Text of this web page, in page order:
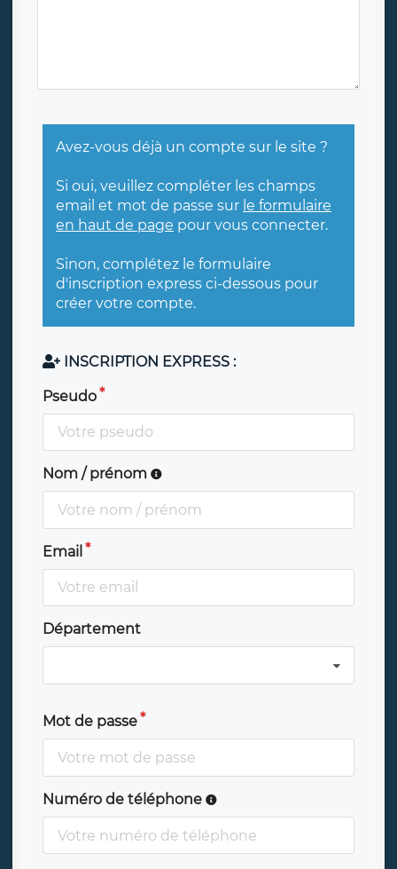
Avez-vous déjà un compte sur le site ?
Si oui, veuillez compléter les champs
email et mot de passe sur le formulaire
en haut de page pour vous connecter.
Sinon, complétez le formulaire
d'inscription express ci-dessous pour
créer votre compte.
INSCRIPTION EXPRESS :
Pseudo
Nom / prénom
Email
Département
Mot de passe
Numéro de téléphone